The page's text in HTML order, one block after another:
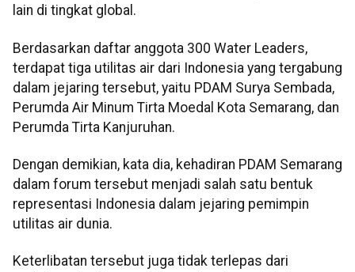
lain di tingkat global.
Berdasarkan daftar anggota 300 Water Leaders,
terdapat tiga utilitas air dari Indonesia yang tergabung
dalam jejaring tersebut, yaitu PDAM Surya Sembada,
Perumda Air Minum Tirta Moedal Kota Semarang, dan
Perumda Tirta Kanjuruhan.
Dengan demikian, kata dia, kehadiran PDAM Semarang
dalam forum tersebut menjadi salah satu bentuk
representasi Indonesia dalam jejaring pemimpin
utilitas air dunia.
Keterlibatan tersebut juga tidak terlepas dari